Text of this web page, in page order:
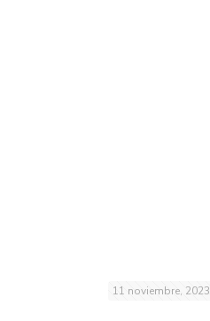
11 noviembre, 2023